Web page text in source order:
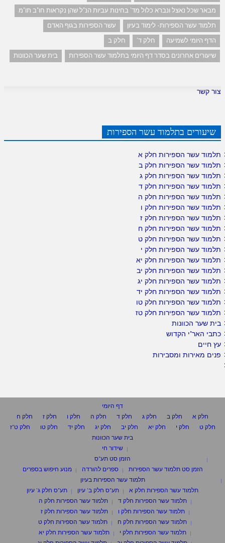
מבאר שכל נאצל ונברא כלול מד' בחינות עביות הנ"ל שהן נקראות חו"ב תו"מ
תלמוד עשר הספירות- לימוד בעיון
עשר הספירות בגוף האדם
הדף היומי לשמיעה
חלק ד'
חלק ב
שיעורים אחרונים בסדר דף היומי בתלמוד עשר הספירות
בית שער הכוונות
צור קשר
שיעורים בתלמוד עשר הספירות
תלמוד עשר הספירות חלק א
תלמוד עשר הספירות חלק ב
תלמוד עשר הספירות חלק ג
תלמוד עשר הספירות חלק ד
תלמוד עשר הספירות חלק ה
תלמוד עשר הספירות חלק ו
תלמוד עשר הספירות חלק ז
תלמוד עשר הספירות חלק ח
תלמוד עשר הספירות חלק ט
תלמוד עשר הספירות חלק י
תלמוד עשר הספירות חלק יא
תלמוד עשר הספירות חלק יב
תלמוד עשר הספירות חלק יג
תלמוד עשר הספירות חלק יד
תלמוד עשר הספירות חלק טו
תלמוד עשר הספירות חלק טז
בית שער הכוונות
כתבי האר"י הקדוש
עץ חיים
פנים מאירות ומסבירות
דף היומי
חלק א
חלק ב חלק ג חלק ד חלק ה חלק ו חלק ז
חלק ח
חלק ט
חלק י חלק יא חלק יב חלק יג חלק יד חלק טו
חלק ט"ז
בית שער הכוונות
שידור חי
הזמן סט תע"ס
הזמן סט תלמוד עשר הספירות
ספרים להורדה
מנוע חיפוש בספרים
תלמוד עשר הספירות בעיון
תלמוד עשר הספירות חלק א
תע"ס חלק ב' עיון
תע"ס חלק ג' עיון
תלמוד עשר הספירות חלק ד
תלמוד עשר הספירות חלק ה
תלמוד עשר הספירות חלק ו
תלמוד עשר הספירות חלק ז
תלמוד עשר הספירות חלק ח
תלמוד עשר הספירות חלק ט
תלמוד עשר הספירות חלק י
תלמוד עשר הספירות חלק יא